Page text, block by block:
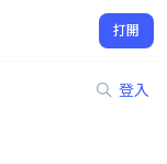
打開
登入